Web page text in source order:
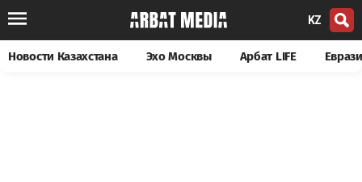
KZ
Новости Казахстана Эхо Москвы Арбат LIFE